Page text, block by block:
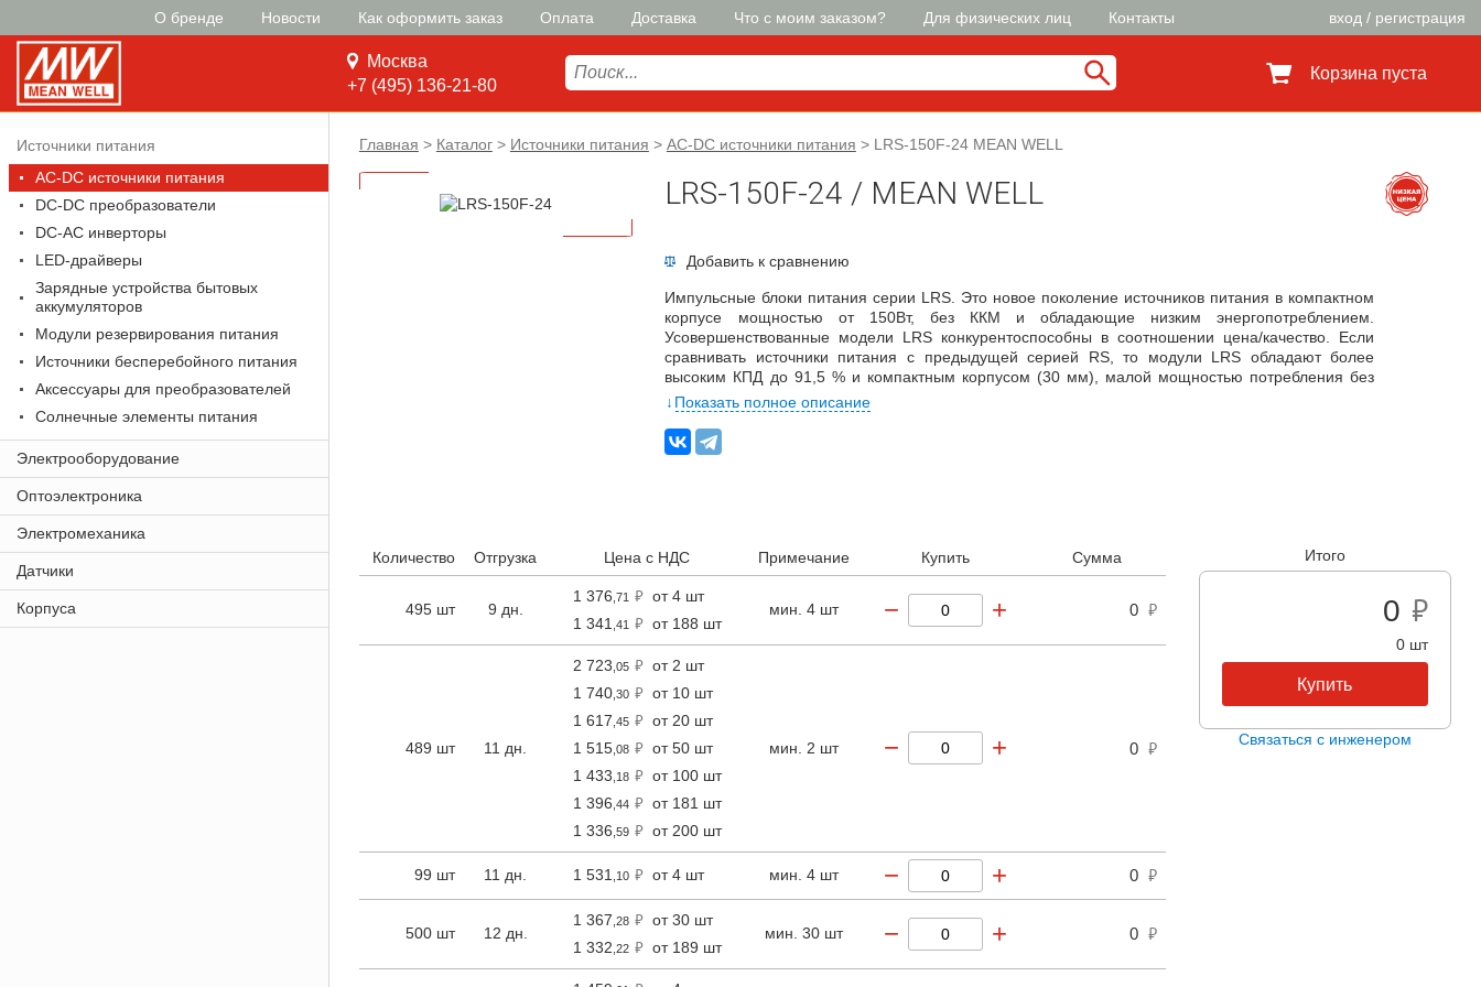
О бренде Новости Как оформить заказ Оплата Доставка Что с моим заказом? Для физических лиц Контакты вход / регистрация
Москва
+7 (495) 136-21-80
Корзина пуста
Источники питания
AC-DC источники питания
DC-DC преобразователи
DC-AC инверторы
LED-драйверы
Зарядные устройства бытовых
аккумуляторов
Модули резервирования питания
Источники бесперебойного питания
Аксессуары для преобразователей
Солнечные элементы питания
Электрооборудование
Оптоэлектроника
Электромеханика
Датчики
Корпуса
Главная > Каталог > Источники питания > AC-DC источники питания > LRS-150F-24 MEAN WELL
LRS-150F-24 / MEAN WELL
Добавить к сравнению
Импульсные блоки питания серии LRS. Это новое поколение источников питания в компактном
корпусе мощностью от 150Вт, без ККМ и обладающие низким энергопотреблением.
Усовершенствованные модели LRS конкурентоспособны в соотношении цена/качество. Если
сравнивать источники питания с предыдущей серией RS, то модули LRS обладают более
высоким КПД до 91,5 % и компактным корпусом (30 мм), малой мощностью потребления без
нагрузки менее 0,2 — 0,75 Вт.
Переменного тока: 264 В ~ 85
Выдерживает переменное входное напряжение 300 В до 5 секунд;
Естественное охлаждение (серии 35-200 Вт)
Стабильная работоспособность на высотах до 5000 м;
Защита от короткого замыкания, перегрузки, высокого напряжения, высокой температуры;
Сертификаты UL/CUL/TUV/CCC/CB/CE;
Виброустойчивость до 5G;
Высокая эффективность, длительный срок работы, высокая надежность;
Применение:
Промышленные автоматические системы
Системы контроля
Инструменты
Умный дом
Показать полное описание
Количество Отгрузка Цена с НДС Примечание Купить Сумма
495 шт 9 дн.
1 376 ,71
от 4 шт
1 341 ,41 от 188 шт
мин. 4 шт − + 0
489 шт 11 дн.
2 723 ,05
от 2 шт
1 740 ,30
от 10 шт
1 617 ,45
от 20 шт
1 515 ,08
от 50 шт
1 433 ,18
от 100 шт
1 396 ,44
от 181 шт
1 336 ,59 от 200 шт
мин. 2 шт − + 0
99 шт 11 дн. 1 531 ,10 от 4 шт мин. 4 шт − + 0
500 шт 12 дн.
1 367 ,28
от 30 шт
1 332 ,22 от 189 шт
мин. 30 шт − + 0
Итого
0
0 шт